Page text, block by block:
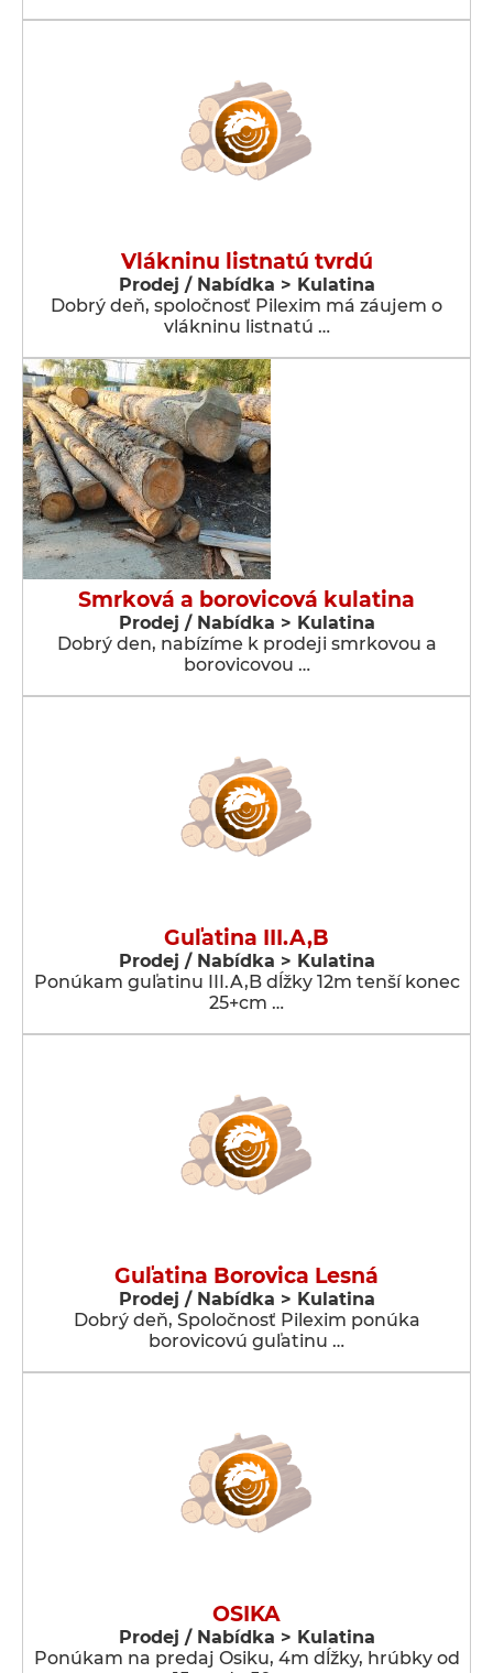
Vlákninu listnatú tvrdú
Prodej / Nabídka > Kulatina
Dobrý deň, spoločnosť Pilexim má záujem o
vlákninu listnatú …
Smrková a borovicová kulatina
Prodej / Nabídka > Kulatina
Dobrý den, nabízíme k prodeji smrkovou a
borovicovou …
Guľatina III.A,B
Prodej / Nabídka > Kulatina
Ponúkam guľatinu III.A,B dĺžky 12m tenší konec
25+cm …
Guľatina Borovica Lesná
Prodej / Nabídka > Kulatina
Dobrý deň, Spoločnosť Pilexim ponúka
borovicovú guľatinu …
OSIKA
Prodej / Nabídka > Kulatina
Ponúkam na predaj Osiku, 4m dĺžky, hrúbky od